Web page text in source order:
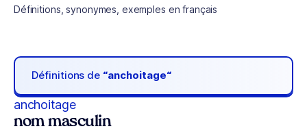
Définitions, synonymes, exemples en français
Définitions de “anchoitage“
anchoitage
nom masculin